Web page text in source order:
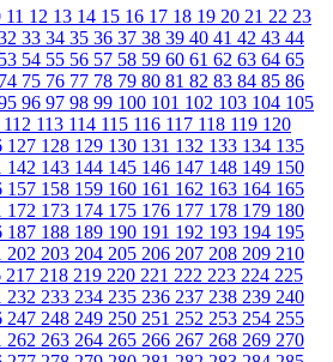
11 12 13 14 15 16 17 18 19 20 21 22 23
33 34 35 36 37 38 39 40 41 42 43 44
53 54 55 56 57 58 59 60 61 62 63 64 65
74 75 76 77 78 79 80 81 82 83 84 85 86
96 97 98 99 100 101 102 103 104 105
112 113 114 115 116 117 118 119 120
127 128 129 130 131 132 133 134 135
142 143 144 145 146 147 148 149 150
157 158 159 160 161 162 163 164 165
172 173 174 175 176 177 178 179 180
187 188 189 190 191 192 193 194 195
202 203 204 205 206 207 208 209 210
217 218 219 220 221 222 223 224 225
232 233 234 235 236 237 238 239 240
247 248 249 250 251 252 253 254 255
262 263 264 265 266 267 268 269 270